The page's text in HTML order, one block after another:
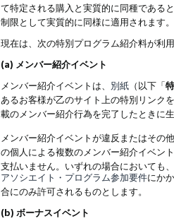
て特定される購入と実質的に同種である
制限として実質的に同様に適用されます。
現在は、次の特別プログラム紹介料が利用
(a) メンバー紹介イベント
メンバー紹介イベントは、 別紙 （以下「
あるお客様が乙のサイト上の特別リンク
載のメンバー紹介行為を完了したときに
メンバー紹介イベントが違反またはその
の個人による複数のメンバー紹介イベン
支払いません。いずれの場合においても
アソシエイト・プログラム参加要件にか
合にのみ許可されるものとします。
(b) ボーナスイベント